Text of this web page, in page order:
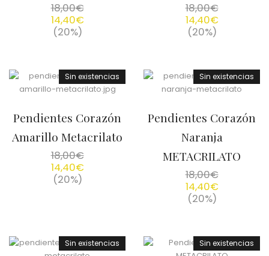
18,00€
14,40€
(20%)
18,00€
14,40€
(20%)
Sin existencias
Pendientes Corazón
Amarillo Metacrilato
18,00€
14,40€
(20%)
Sin existencias
Pendientes Corazón
Naranja
METACRILATO
18,00€
14,40€
(20%)
Sin existencias Sin existencias